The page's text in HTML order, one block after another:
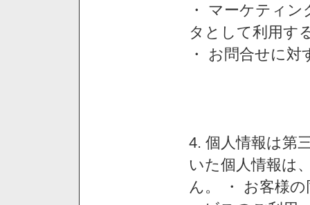
・ マーケティ
タとして利用す
・ お問合せに
4. 個人情報は第
いた個人情報は
ん。 ・ お客様